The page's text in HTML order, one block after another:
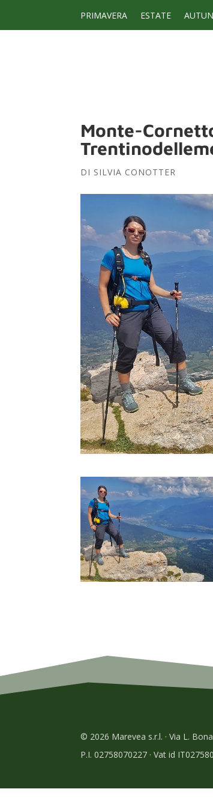
PRIMAVERA ESTATE
Monte-
DI SILVIA CONOTTER
© 2026 Marevea s.r.l. · Via L.
P.I. 02758070227 · Vat id